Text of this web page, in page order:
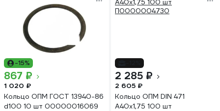
-15%
867 ₽
1 020 ₽
Кольцо ОПМ ГОСТ 13940-86
d100 10 шт 00000016069
2 285 ₽
2 605 ₽
Кольцо ОПМ DIN 471
А40x1,75 100 шт